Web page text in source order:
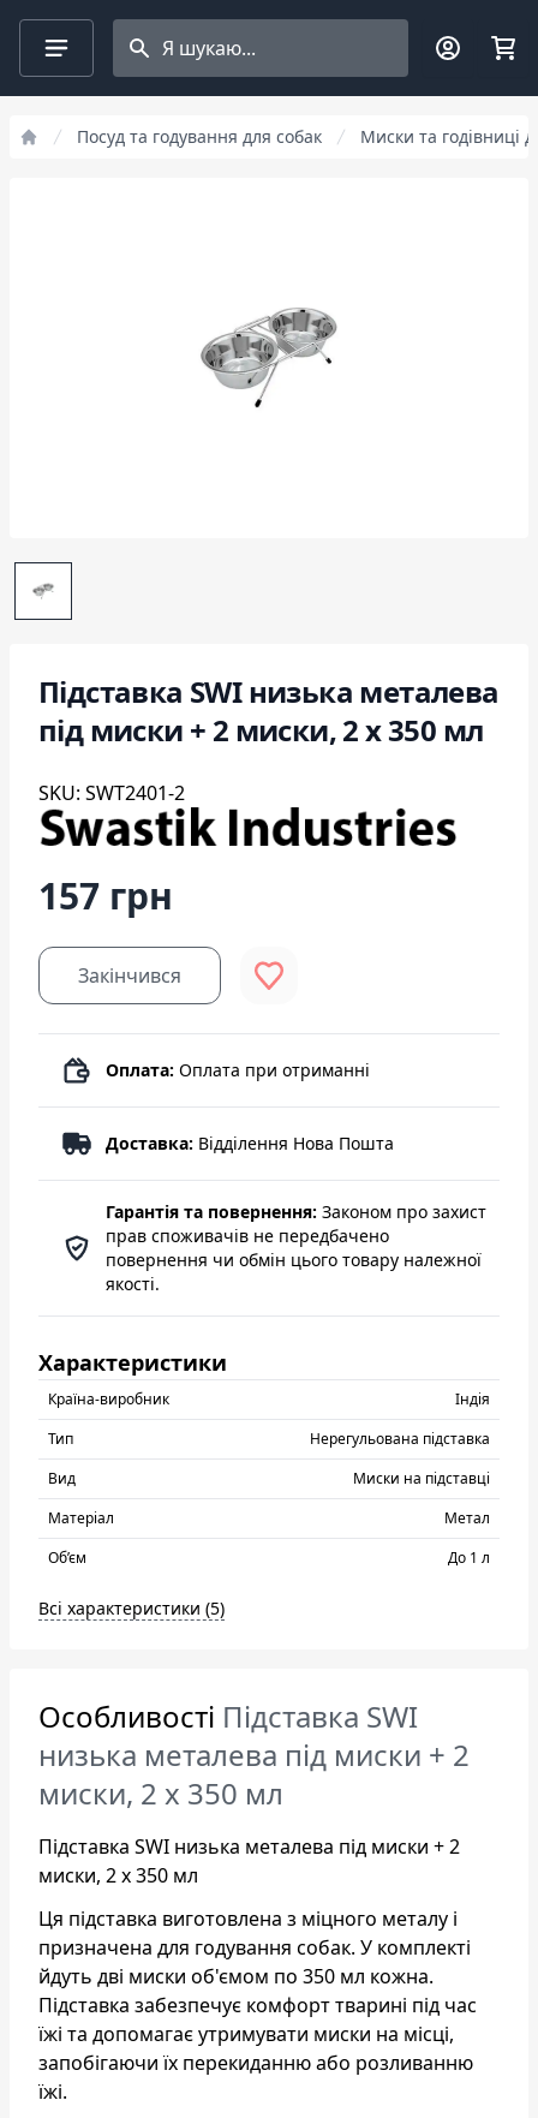
Search projects
Посуд та годування для собак Миски та годівниці
Підставка SWI низька металева
під миски + 2 миски, 2 х 350 мл
SKU: SWT2401-2
157 грн
Закінчився
Оплата: Оплата при отриманні
Доставка: Відділення Нова Пошта
Гарантія та повернення: Законом про захист
прав споживачів не передбачено
повернення чи обмін цього товару належної
якості.
Характеристики
Країна-виробник
Індія
Тип
Нерегульована підставка
Вид
Миски на підставці
Матеріал
Метал
Об’єм
До 1 л
Всі характеристики (5)
Особливості Підставка SWI
низька металева під миски + 2
миски, 2 х 350 мл
Підставка SWI низька металева під миски + 2
миски, 2 х 350 мл
Ця підставка виготовлена з міцного металу і
призначена для годування собак. У комплекті
йдуть дві миски об'ємом по 350 мл кожна.
Підставка забезпечує комфорт тварині під час
їжі та допомагає утримувати миски на місці,
запобігаючи їх перекиданню або розливанню
їжі.